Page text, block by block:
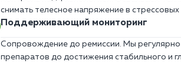
снимать телесное напряжение в стрессовых
Поддерживающий мониторинг
Сопровождение до ремиссии. Мы
препаратов до достижения стабильного и